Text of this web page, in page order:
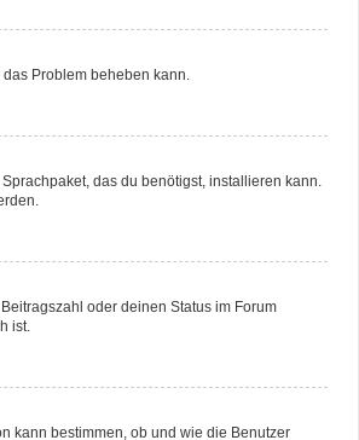
Problem beheben kann.
das du benötigst, installieren kann.
oder deinen Status im Forum
ist.
kann bestimmen, ob und wie die Benutzer